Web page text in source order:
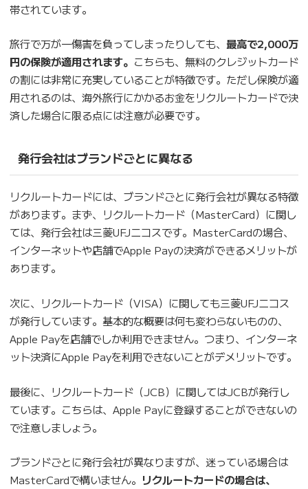
帯されています。
旅行で万が一傷害を負ってしまったりしても、 最高で2,000万
円の保険が適用されます。 こちらも、無料のクレジットカード
の割には非常に充実していることが特徴です。ただし保険が適
用されるのは、海外旅行にかかるお金をリクルートカードで決
済した場合に限る点には注意が必要です。
発行会社はブランドごとに異なる
リクルートカードには、ブランドごとに発行会社が異なる特徴
があります。まず、リクルートカード（MasterCard）に関し
ては、発行会社は三菱UFJニコスです。MasterCardの場合、
インターネットや店舗でApple Payの決済ができるメリットが
あります。
次に、リクルートカード（VISA）に関しても三菱UFJニコス
が発行しています。基本的な概要は何も変わらないものの、
Apple Payを店舗でしか利用できません。つまり、インターネ
ット決済にApple Payを利用できないことがデメリットです。
最後に、リクルートカード（JCB）に関してはJCBが発行し
ています。こちらは、Apple Payに登録することができないの
で注意しましょう。
ブランドごとに発行会社が異なりますが、迷っている場合は
MasterCardで構いません。 リクルートカードの場合は、